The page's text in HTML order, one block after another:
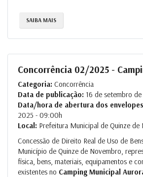
SAIBA MAIS
Concorrência 02/2025 -
Categoria: Concorrência
Data de publicação: 16 de setembro
Data/hora de abertura dos
2025 - 09:00h
Local: Prefeitura Municipal de Quinze de
Concessão de Direito Real de Uso de
Município de Quinze de Novembro,
física, bens, materiais, equipamentos e
existentes no Camping Municipal